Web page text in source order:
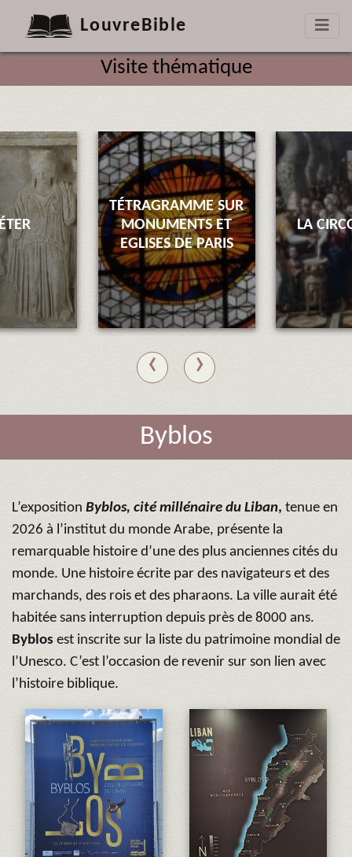
LouvreBible
Visite thématique
TÉTRAGRAMME SUR
MONUMENTS ET
EGLISES DE PARIS
LA
‹ ›
Byblos
L’exposition Byblos, cité millénaire du Liban, tenue en
2026 à l’institut du monde Arabe, présente la
remarquable histoire d’une des plus anciennes cités du
monde. Une histoire écrite par des navigateurs et des
marchands, des rois et des pharaons. La ville aurait été
habitée sans interruption depuis près de 8000 ans.
Byblos est inscrite sur la liste du patrimoine mondial de
l’Unesco. C’est l’occasion de revenir sur son lien avec
l’histoire biblique.